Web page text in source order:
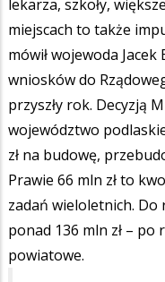
lekarza, szkoły,
miejscach to także
mówił wojewoda
wniosków do
przyszły rok. Decyzją
województwo
zł na budowę,
Prawie 66 mln zł to
zadań wieloletnich.
ponad 136 mln zł –
powiatowe.